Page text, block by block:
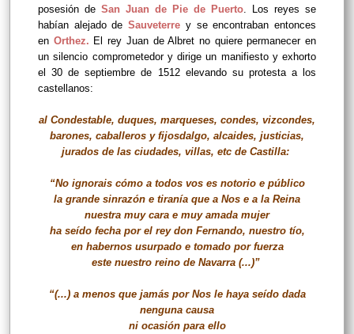
posesión de San Juan de Pie de Puerto . Los reyes se
habían alejado deSauveterre y se encontraban entonces
en Orthez. El rey Juan de Albret no quiere permanecer en
un silencio comprometedor y dirige un manifiesto y exhorto
el 30 de septiembre de 1512 elevando su protesta a los
castellanos:
al Condestable, duques, marqueses, condes, vizcondes,
barones, caballeros y fijosdalgo, alcaides, justicias,
jurados de las ciudades, villas, etc de Castilla:
“No ignorais cómo a todos vos es notorio e público
la grande sinrazón e tiranía que a Nos e a la Reina
nuestra muy cara e muy amada mujer
ha seído fecha por el rey don Fernando, nuestro tío,
en habernos usurpado e tomado por fuerza
este nuestro reino de Navarra (...)”
“(...) a menos que jamás por Nos le haya seído dada
nenguna causa
ni ocasión para ello